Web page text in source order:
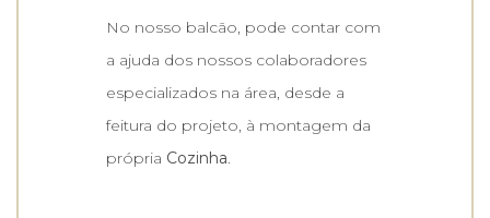
No nosso balcão, pode contar com
a ajuda dos nossos colaboradores
especializados na área, desde a
feitura do projeto, à montagem da
própria Cozinha.